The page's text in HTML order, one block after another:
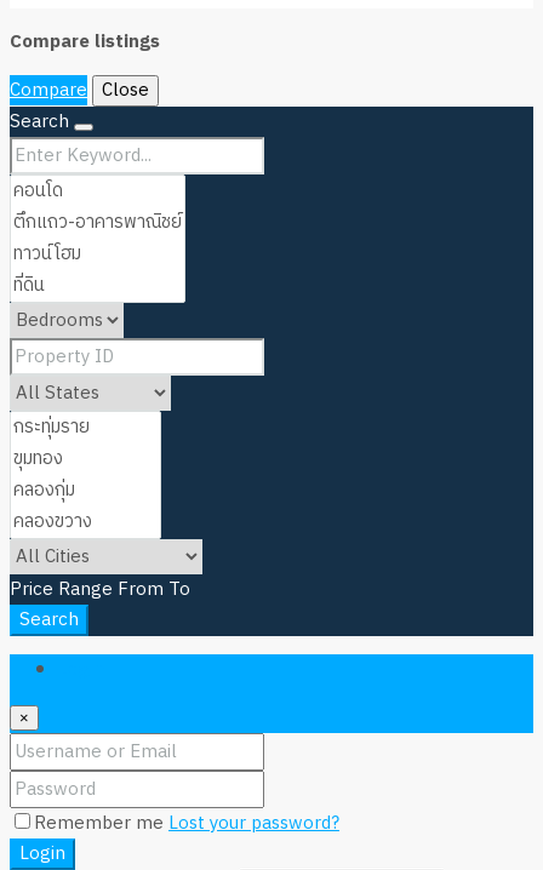
Compare listings
Compare Close
Search
Price Range From To
Search
×
Remember me Lost your password?
Login